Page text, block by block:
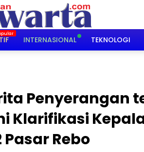
INTERNASIONAL TEKNOLOGI
Penyerangan
Klarifikasi Kepala
Rebo